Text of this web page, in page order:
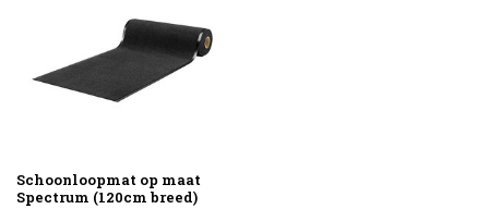
Schoonloopmat op maat
Spectrum (120cm breed)